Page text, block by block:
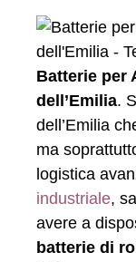
Batterie per
dell’Emilia.
dell’Emilia
ma
logistica
industriale,
avere a
batterie di